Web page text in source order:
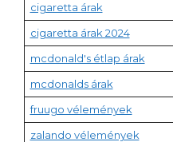
cigaretta árak
cigaretta árak 2024
mcdonald's étlap árak
mcdonalds árak
fruugo vélemények
zalando vélemények